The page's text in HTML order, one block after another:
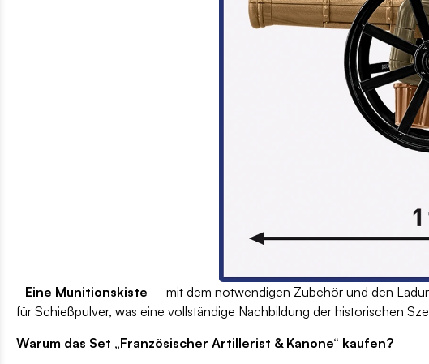
- Eine Munitionskiste – mit dem notwendigen Zubehör und den
für Schießpulver, was eine vollständige Nachbildung der historischen
Warum das Set „Französischer Artillerist & Kanone“ kaufen?